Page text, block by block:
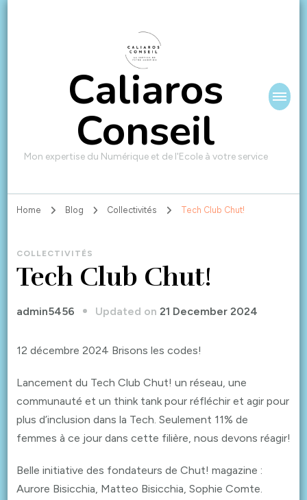
Caliaros
Conseil
Mon expertise du Numérique et de l'Ecole à votre service
Home Blog Collectivités Tech Club Chut!
COLLECTIVITÉS
Tech Club Chut!
admin5456 Updated on 21 December 2024
12 décembre 2024 Brisons les codes!
Lancement du Tech Club Chut! un réseau, une
communauté et un think tank pour réfléchir et agir pour
plus d’inclusion dans la Tech. Seulement 11% de
femmes à ce jour dans cette filière, nous devons réagir!
Belle initiative des fondateurs de Chut! magazine :
Aurore Bisicchia, Matteo Bisicchia, Sophie Comte.